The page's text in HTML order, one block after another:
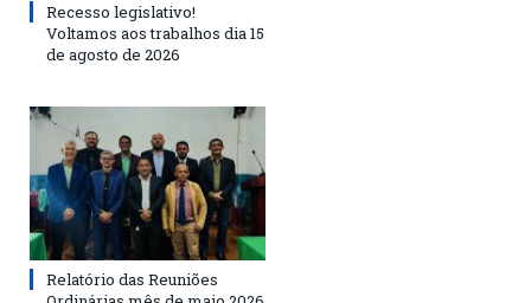
Recesso legislativo!
Voltamos aos trabalhos dia 15
de agosto de 2026
Relatório das Reuniões